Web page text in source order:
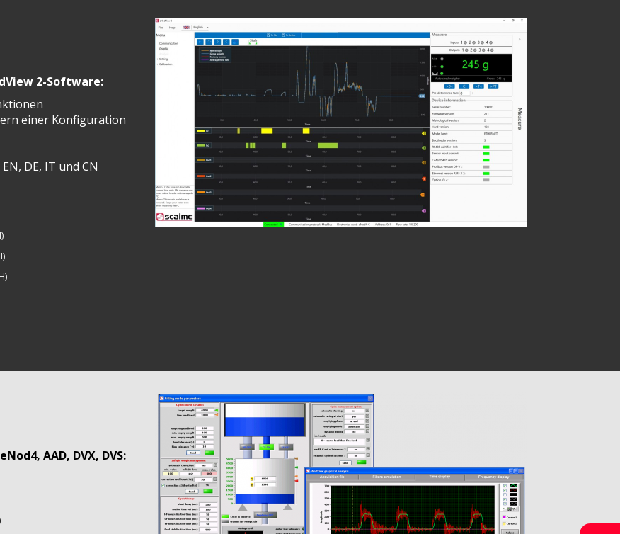
2-Software:
einer Konfiguration
DE, IT und CN
AAD, DVX, DVS: